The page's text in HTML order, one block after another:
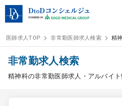
ログイン
医師求人
医師求人TOP 非常勤医師求人検索 精
非常勤求人検索
精神科の非常勤医師求人・アルバイ